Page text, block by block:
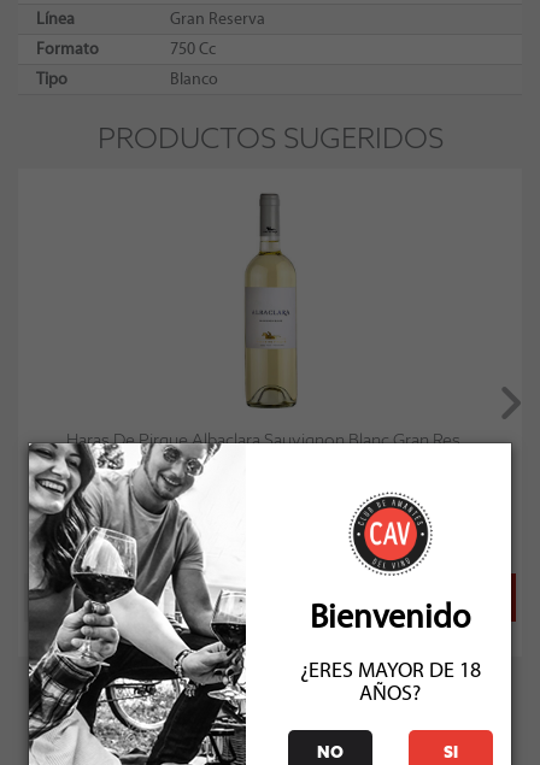
Línea
Gran Reserva
Formato
750 Cc
Tipo
Blanco
PRODUCTOS SUGERIDOS
Haras De Pirque Albaclara Sauvignon Blanc Gran Res...
Bienvenido
¿ERES MAYOR DE 18
AÑOS?
NO SI